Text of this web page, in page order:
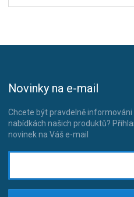
Novinky na e-mail
Chcete být pravdelně informováni
nabídkách našich produktů?
novinek na Váš e-mail